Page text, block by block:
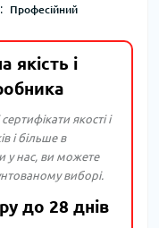
Професійний
якість і
якості і
і більше в
у нас, ви можете
виборі.
до 28 днів